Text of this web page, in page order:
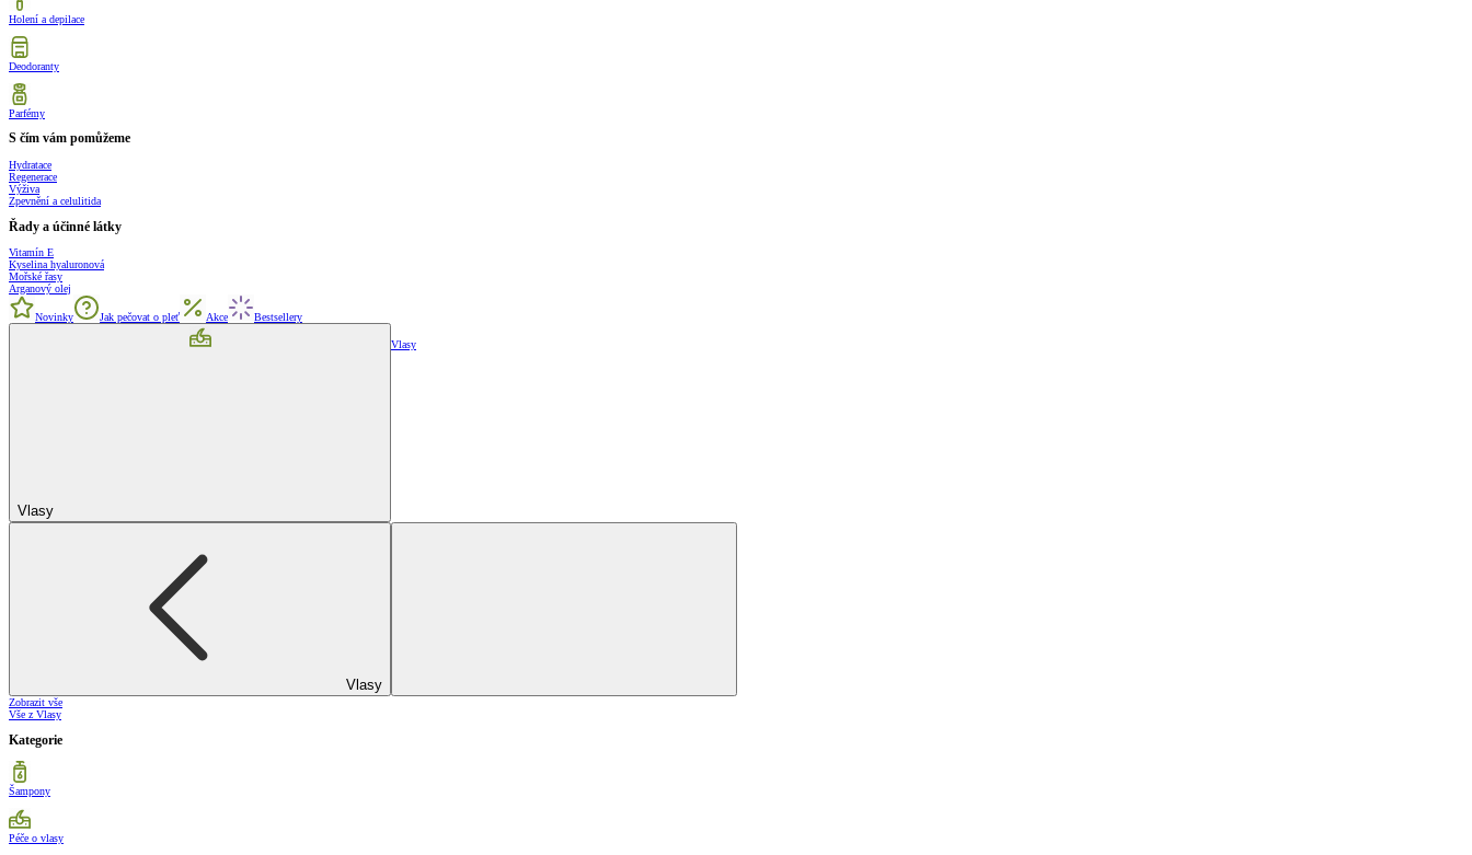
Holení a depilace
Deodoranty
Parfémy
S čím vám pomůžeme
Hydratace
Regenerace
Výživa
Zpevnění a celulitida
Řady a účinné látky
Vitamín E
Kyselina hyaluronová
Mořské řasy
Arganový olej
Novinky Jak pečovat o pleť Akce Bestsellery
Vlasy
Vlasy
Vlasy
Zobrazit vše
Vše z Vlasy
Kategorie
Šampony
Péče o vlasy